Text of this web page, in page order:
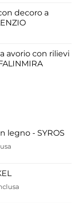
decoro a
avorio con rilievi
legno - SYROS